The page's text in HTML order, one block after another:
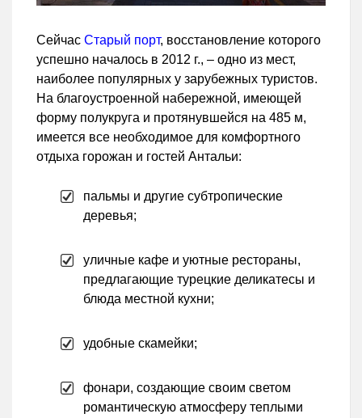
Сейчас Старый порт, восстановление которого
успешно началось в 2012 г., – одно из мест,
наиболее популярных у зарубежных туристов.
На благоустроенной набережной, имеющей
форму полукруга и протянувшейся на 485 м,
имеется все необходимое для комфортного
отдыха горожан и гостей Антальи:
пальмы и другие субтропические
деревья;
уличные кафе и уютные рестораны,
предлагающие турецкие деликатесы и
блюда местной кухни;
удобные скамейки;
фонари, создающие своим светом
романтическую атмосферу теплыми